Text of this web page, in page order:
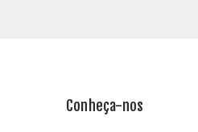
Conheça-nos